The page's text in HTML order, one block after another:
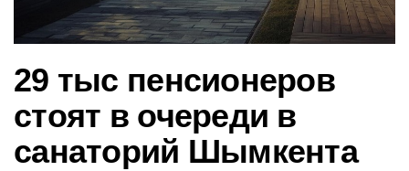
29 тыс пенсионеров
стоят в очереди в
санаторий Шымкента